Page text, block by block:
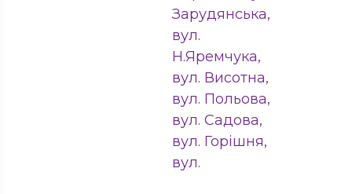
Зарудянська,
вул.
Н.Яремчука,
вул. Висотна,
вул. Польова,
вул. Садова,
вул. Горішня,
вул.